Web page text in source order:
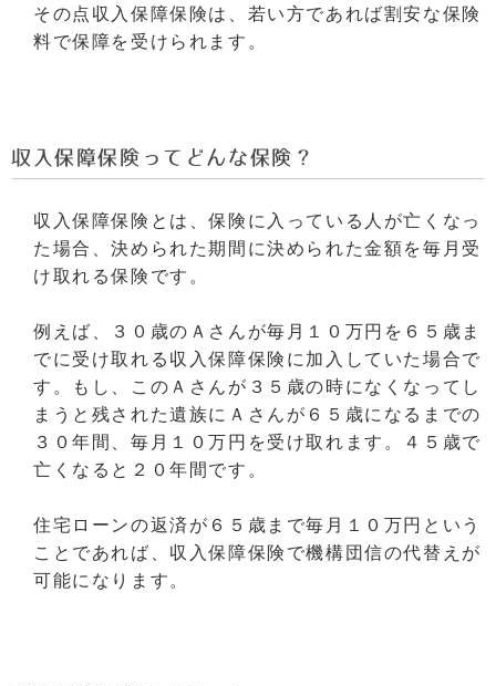
その点収入保障保険は、若い方であれば割安な保険
料で保障を受けられます。
収入保障保険ってどんな保険？
収入保障保険とは、保険に入っている人が亡くなっ
た場合、決められた期間に決められた金額を毎月受
け取れる保険です。
例えば、３０歳のＡさんが毎月１０万円を６５歳ま
でに受け取れる収入保障保険に加入していた場合で
す。もし、このＡさんが３５歳の時になくなってし
まうと残された遺族にＡさんが６５歳になるまでの
３０年間、毎月１０万円を受け取れます。４５歳で
亡くなると２０年間です。
住宅ローンの返済が６５歳まで毎月１０万円という
ことであれば、収入保障保険で機構団信の代替えが
可能になります。